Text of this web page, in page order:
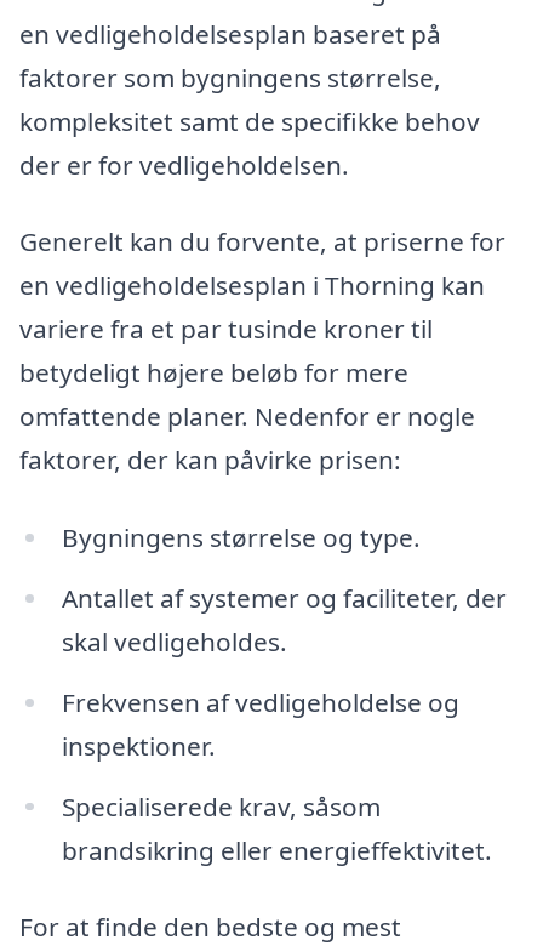
en vedligeholdelsesplan baseret på
faktorer som bygningens størrelse,
kompleksitet samt de specifikke behov
der er for vedligeholdelsen.
Generelt kan du forvente, at priserne for
en vedligeholdelsesplan i Thorning kan
variere fra et par tusinde kroner til
betydeligt højere beløb for mere
omfattende planer. Nedenfor er nogle
faktorer, der kan påvirke prisen:
Bygningens størrelse og type.
Antallet af systemer og faciliteter, der
skal vedligeholdes.
Frekvensen af vedligeholdelse og
inspektioner.
Specialiserede krav, såsom
brandsikring eller energieffektivitet.
For at finde den bedste og mest